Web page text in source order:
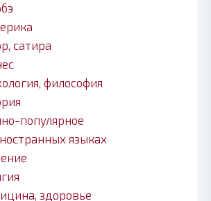
сатира
философия
популярное
языках
здоровье